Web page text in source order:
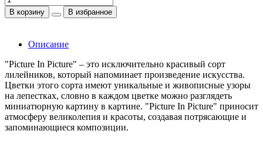
В корзину В избранное
Описание
"Picture In Picture" – это исключительно красивый сорт
лилейников, который напоминает произведение искусства.
Цветки этого сорта имеют уникальные и живописные узоры
на лепестках, словно в каждом цветке можно разглядеть
миниатюрную картину в картине. "Picture In Picture" приносит
атмосферу великолепия и красоты, создавая потрясающие и
запоминающиеся композиции.